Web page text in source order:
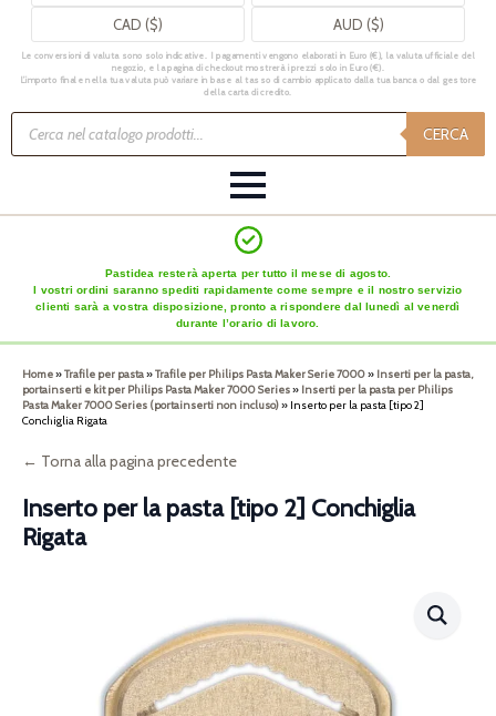
CAD ($)
AUD ($)
Le conversioni di valuta sono solo indicative. I pagamenti vengono elaborati in Euro (€), la valuta ufficiale del
negozio, e la pagina di checkout mostrerà i prezzi solo in Euro (€).
L’importo finale nella tua valuta può variare in base al tasso di cambio applicato dalla tua banca o dal gestore
della carta di credito.
Ricerca
prodotti CERCA
Pastidea resterà aperta per tutto il mese di agosto.
I vostri ordini saranno spediti rapidamente come sempre e il nostro servizio
clienti sarà a vostra disposizione, pronto a rispondere dal lunedì al venerdì
durante l’orario di lavoro.
Home»Trafile per pasta»Trafile per Philips Pasta Maker Serie 7000» Inserti per la pasta,
portainserti e kit per Philips Pasta Maker 7000 Series» Inserti per la pasta per Philips
Pasta Maker 7000 Series (portainserti non incluso)» Inserto per la pasta [tipo 2]
Conchiglia Rigata
← Torna alla pagina precedente
Inserto per la pasta [tipo 2] Conchiglia
Rigata